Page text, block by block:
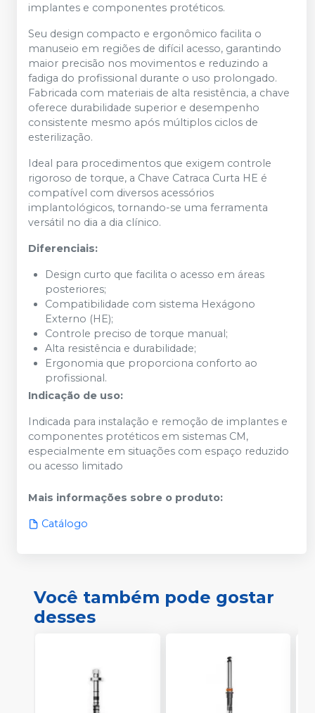
implantes e componentes protéticos.
Seu design compacto e ergonômico facilita o
manuseio em regiões de difícil acesso, garantindo
maior precisão nos movimentos e reduzindo a
fadiga do profissional durante o uso prolongado.
Fabricada com materiais de alta resistência, a chave
oferece durabilidade superior e desempenho
consistente mesmo após múltiplos ciclos de
esterilização.
Ideal para procedimentos que exigem controle
rigoroso de torque, a Chave Catraca Curta HE é
compatível com diversos acessórios
implantológicos, tornando-se uma ferramenta
versátil no dia a dia clínico.
Diferenciais:
Design curto que facilita o acesso em áreas
posteriores;
Compatibilidade com sistema Hexágono
Externo (HE);
Controle preciso de torque manual;
Alta resistência e durabilidade;
Ergonomia que proporciona conforto ao
profissional.
Indicação de uso:
Indicada para instalação e remoção de implantes e
componentes protéticos em sistemas CM,
especialmente em situações com espaço reduzido
ou acesso limitado
Mais informações sobre o produto:
Catálogo
Você também pode gostar
desses